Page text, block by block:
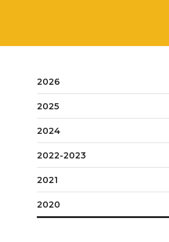
2026
2025
2024
2022-2023
2021
2020